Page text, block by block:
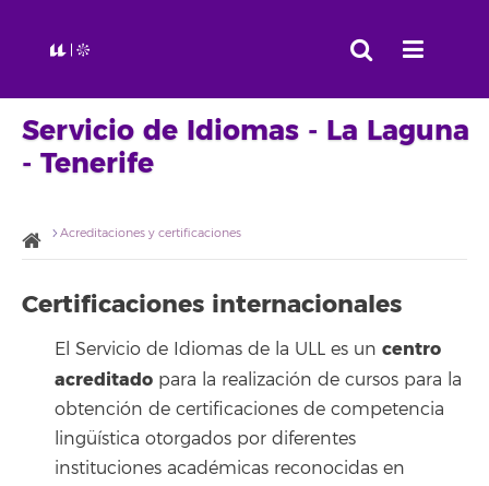
Servicio de Idiomas - La Laguna
- Tenerife
Acreditaciones y certificaciones
Certificaciones internacionales
El Servicio de Idiomas de la ULL es un centro
acreditado para la realización de cursos para la
obtención de certificaciones de competencia
lingüística otorgados por diferentes
instituciones académicas reconocidas en